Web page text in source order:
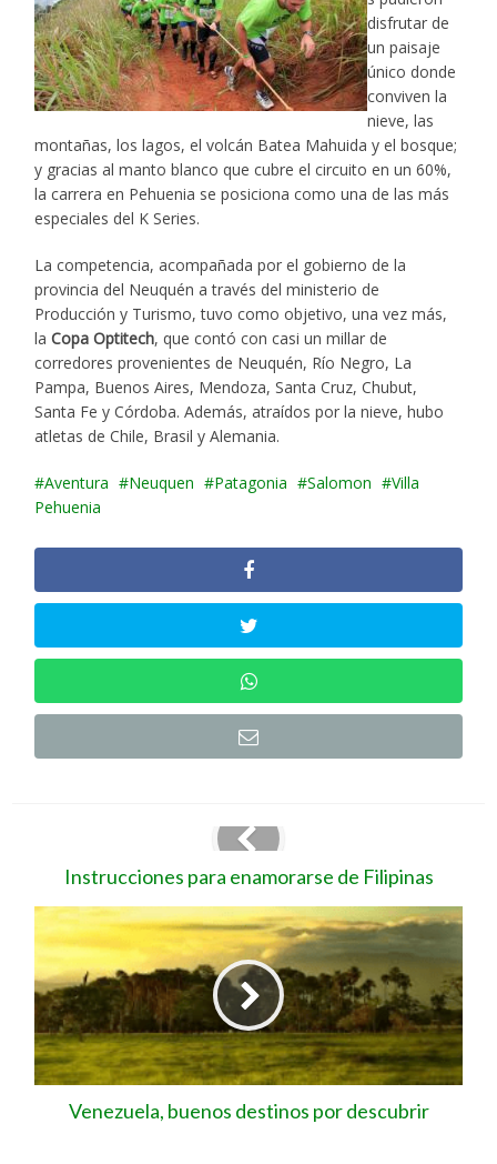
disfrutar de
un paisaje
único donde
conviven la
nieve, las
montañas, los lagos, el volcán Batea Mahuida y el bosque;
y gracias al manto blanco que cubre el circuito en un 60%,
la carrera en Pehuenia se posiciona como una de las más
especiales del K Series.
La competencia, acompañada por el gobierno de la
provincia del Neuquén a través del ministerio de
Producción y Turismo, tuvo como objetivo, una vez más,
laCopa Optitech, que contó con casi un millar de
corredores provenientes de Neuquén, Río Negro, La
Pampa, Buenos Aires, Mendoza, Santa Cruz, Chubut,
Santa Fe y Córdoba. Además, atraídos por la nieve, hubo
atletas de Chile, Brasil y Alemania.
Aventura Neuquen Patagonia Salomon
Villa
Pehuenia
Instrucciones para enamorarse de Filipinas
Venezuela, buenos destinos por descubrir